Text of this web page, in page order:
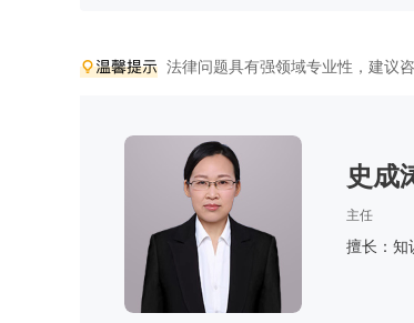
法律问题具有强领域专业性，建议
史成
主任
擅长：知